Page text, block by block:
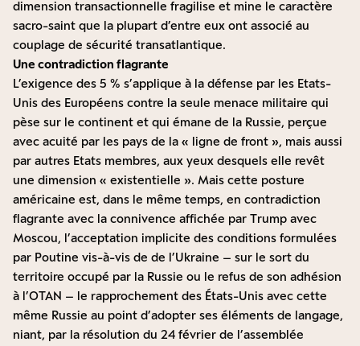
dimension transactionnelle fragilise et mine le caractère
sacro-saint que la plupart d’entre eux ont associé au
couplage de sécurité transatlantique.
Une contradiction flagrante
L’exigence des 5 % s’applique à la défense par les Etats-
Unis des Européens contre la seule menace militaire qui
pèse sur le continent et qui émane de la Russie, perçue
avec acuité par les pays de la « ligne de front », mais aussi
par autres Etats membres, aux yeux desquels elle revêt
une dimension « existentielle ». Mais cette posture
américaine est, dans le même temps, en contradiction
flagrante avec la connivence affichée par Trump avec
Moscou, l’acceptation implicite des conditions formulées
par Poutine vis-à-vis de de l’Ukraine – sur le sort du
territoire occupé par la Russie ou le refus de son adhésion
à l’OTAN – le rapprochement des États-Unis avec cette
même Russie au point d’adopter ses éléments de langage,
niant, par la résolution du 24 février de l’assemblée